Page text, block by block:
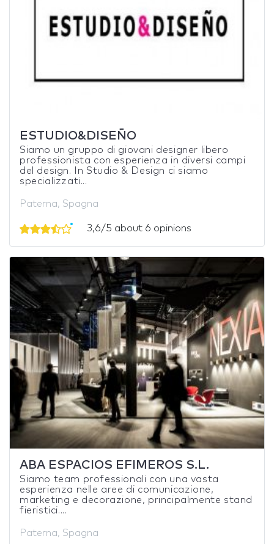
ESTUDIO&DISEÑO
Siamo un gruppo di giovani designer libero
professionista con esperienza in diversi campi
del design. In Studio & Design ci siamo
specializzati...
Paterna, Spagna
3,6/5 about 6 opinions
ABA ESPACIOS EFIMEROS S.L.
Siamo team professionali con una vasta
esperienza nelle aree di comunicazione,
marketing e decorazione, principalmente stand
fieristici....
Paterna, Spagna